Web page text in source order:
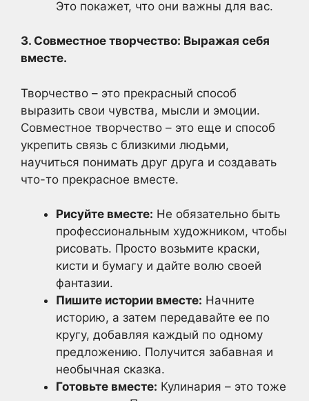
Это покажет, что они важны для вас.
3. Совместное творчество: Выражая себя
вместе.
Творчество – это прекрасный способ
выразить свои чувства, мысли и эмоции.
Совместное творчество – это еще и способ
укрепить связь с близкими людьми,
научиться понимать друг друга и создавать
что-то прекрасное вместе.
Рисуйте вместе: Не обязательно быть
профессиональным художником, чтобы
рисовать. Просто возьмите краски,
кисти и бумагу и дайте волю своей
фантазии.
Пишите истории вместе: Начните
историю, а затем передавайте ее по
кругу, добавляя каждый по одному
предложению. Получится забавная и
необычная сказка.
Готовьте вместе: Кулинария – это тоже